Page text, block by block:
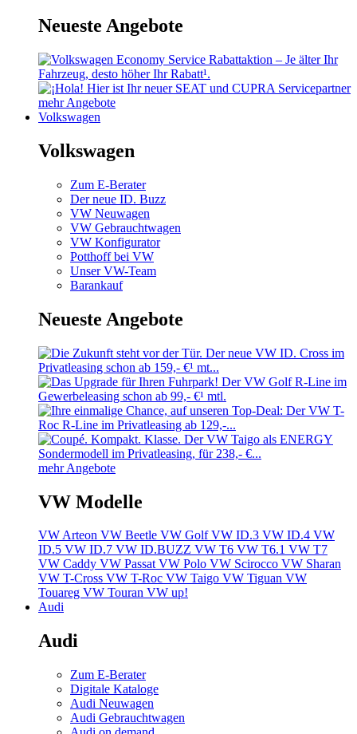
Neueste Angebote
mehr Angebote
Volkswagen
Volkswagen
Zum E-Berater
Der neue ID. Buzz
VW Neuwagen
VW Gebrauchtwagen
VW Konfigurator
Potthoff bei VW
Unser VW-Team
Barankauf
Neueste Angebote
mehr Angebote
VW Modelle
VW Arteon VW Beetle VW GolfVW ID.3 VW ID.4 VW
ID.5 VW ID.7 VW ID.BUZZ VW T6 VW T6.1 VW T7
VW Caddy VW PassatVW Polo VW Scirocco VW Sharan
VW T-Cross VW T-Roc VW Taigo VW Tiguan VW
Touareg VW Touran VW up!
Audi
Audi
Zum E-Berater
Digitale Kataloge
Audi Neuwagen
Audi Gebrauchtwagen